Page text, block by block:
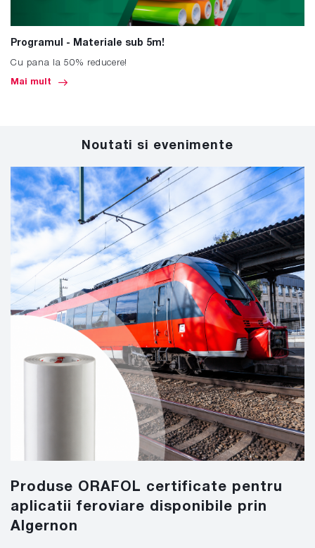
Programul - Materiale sub 5m!
Cu pana la 50% reducere!
Mai mult
Noutati si evenimente
Produse ORAFOL certificate pentru
aplicatii feroviare disponibile prin
Algernon